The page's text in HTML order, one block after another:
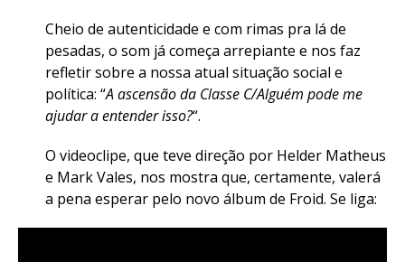
Cheio de autenticidade e com rimas pra lá de
pesadas, o som já começa arrepiante e nos faz
refletir sobre a nossa atual situação social e
política: “A ascensão da Classe C/Alguém pode me
ajudar a entender isso?“.
O videoclipe, que teve direção por Helder Matheus
e Mark Vales, nos mostra que, certamente, valerá
a pena esperar pelo novo álbum de Froid. Se liga: